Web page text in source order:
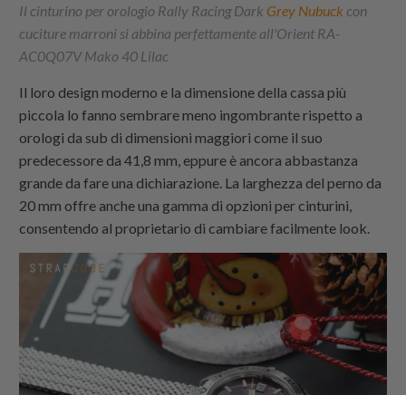
Il cinturino per orologio Rally Racing Dark Grey Nubuck con
cuciture marroni si abbina perfettamente all'Orient RA-
AC0Q07V Mako 40 Lilac
Il loro design moderno e la dimensione della cassa più
piccola lo fanno sembrare meno ingombrante rispetto a
orologi da sub di dimensioni maggiori come il suo
predecessore da 41,8 mm, eppure è ancora abbastanza
grande da fare una dichiarazione. La larghezza del perno da
20 mm offre anche una gamma di opzioni per cinturini,
consentendo al proprietario di cambiare facilmente look.